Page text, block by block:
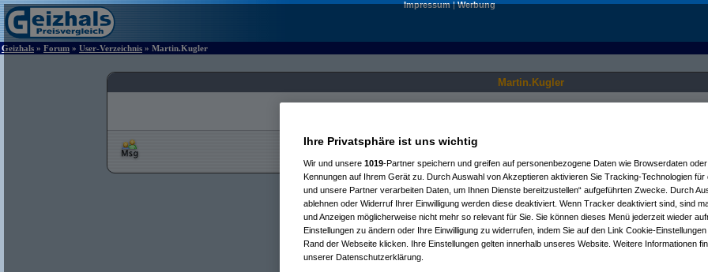
Impressum|Werbung
Geizhals » Forum » User-Verzeichnis » Martin.Kugler
Martin.Kugler
Ihre Privatsphäre ist uns wichtig
Wir und unsere 1019-Partner speichern und greifen auf personenbezogene Daten wie Browserdaten
Kennungen auf Ihrem Gerät zu. Durch Auswahl von Akzeptieren aktivieren Sie Tracking-Technologien für
und unsere Partner verarbeiten Daten, um Ihnen Dienste bereitzustellen“ aufgeführten Zwecke. Durch
ablehnen oder Widerruf Ihrer Einwilligung werden diese deaktiviert. Wenn Tracker deaktiviert sind, sind
und Anzeigen möglicherweise nicht mehr so relevant für Sie. Sie können dieses Menü jederzeit wieder
Einstellungen zu ändern oder Ihre Einwilligung zu widerrufen, indem Sie auf den Link Cookie-
Rand der Webseite klicken. Ihre Einstellungen gelten innerhalb unseres Website. Weitere Informationen
unserer Datenschutzerklärung.